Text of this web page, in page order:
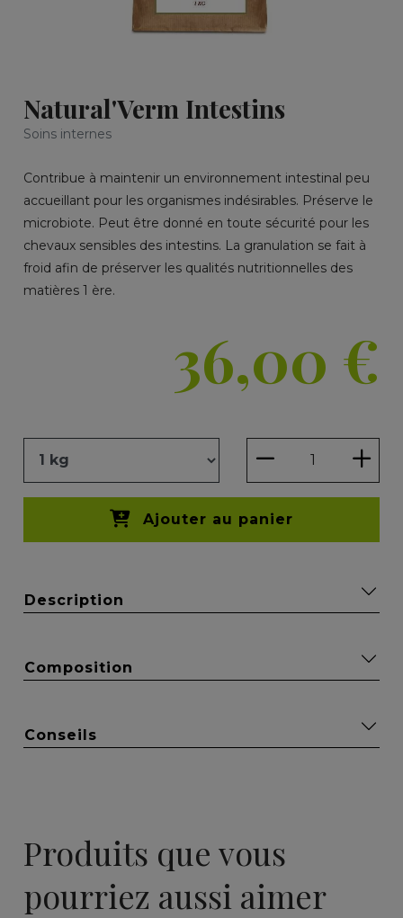
Natural'Verm Intestins
Soins internes
Contribue à maintenir un environnement intestinal peu
accueillant pour les organismes indésirables. Préserve le
microbiote. Peut être donné en toute sécurité pour les
chevaux sensibles des intestins. La granulation se fait à
froid afin de préserver les qualités nutritionnelles des
matières 1 ère.
36,00 €
Ajouter au panier
Description
Composition
Conseils
Produits que vous
pourriez aussi aimer